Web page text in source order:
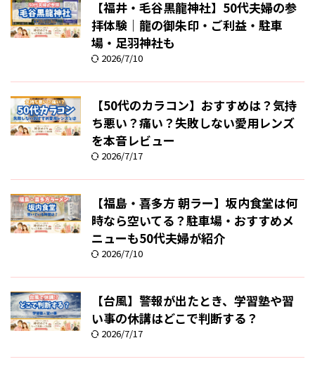
【福井・毛谷黒龍神社】50代夫婦の参
拝体験｜龍の御朱印・ご利益・駐車
場・足羽神社も
2026/7/10
【50代のカラコン】おすすめは？気持
ち悪い？痛い？失敗しない愛用レンズ
を本音レビュー
2026/7/17
【福島・喜多方 朝ラー】坂内食堂は何
時なら空いてる？駐車場・おすすめメ
ニューも50代夫婦が紹介
2026/7/10
【台風】警報が出たとき、学習塾や習
い事の休講はどこで判断する？
2026/7/17